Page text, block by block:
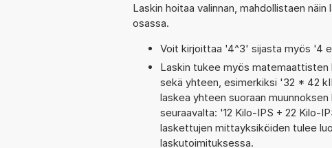
Laskin hoitaa valinnan, mahdollistaen
osassa.
Voit kirjoittaa '4^3' sijasta myös '4
Laskin tukee myös matemaattisten
sekä yhteen, esimerkiksi '32 * 42
laskea yhteen suoraan
seuraavalta: '12 Kilo-IPS + 22 Kilo-
laskettujen mittayksiköiden tulee
laskutoimituksessa.